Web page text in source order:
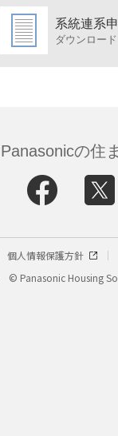
系統連系
ダウンロード
Panasonicの住
個人情報保護方針
© Panasonic Housing